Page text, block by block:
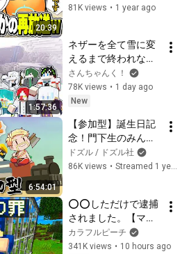
20:39
長【ドズル社切り抜
生】【VCRGTA3】
81K views • 1 year ago
1:57:36
ネザーを全て雪に変
えるまで終われない
マインクラフト【マ
イクラ】
さんちゃんく！
78K views • 1 day ago
New
6:54:01
【参加型】誕生日記
念！門下生のみんな
と1,121m達成を目指
す！！！【Unrailed
ドズル / ドズル社
86K views • Streamed 1 year ago
⭕️⭕️しただけで逮捕
されました。【マイ
ンクラフト】
カラフルピーチ
341K views • 10 hours ago